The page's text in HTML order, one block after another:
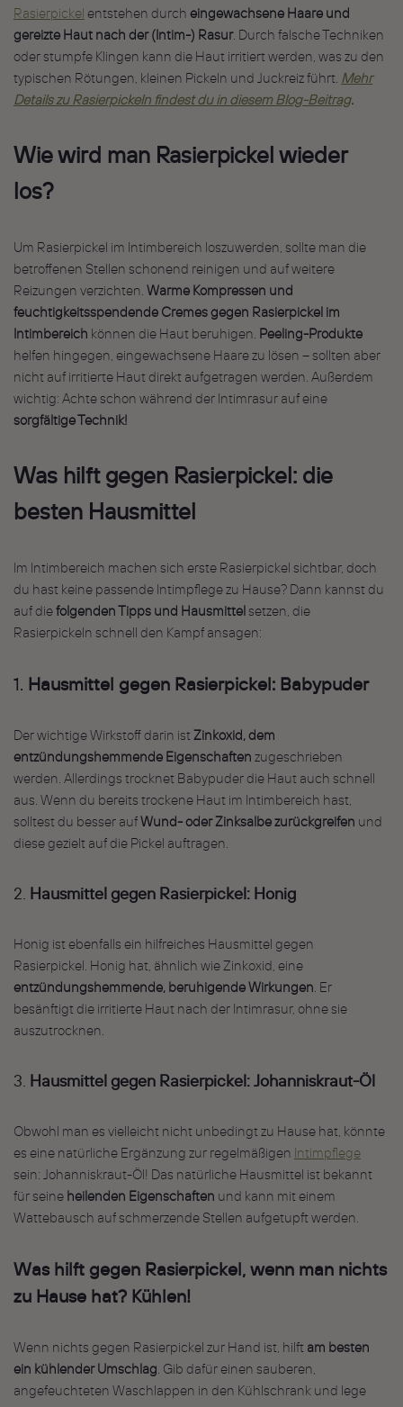
Rasierpickel entstehen durch eingewachsene Haare und
gereizte Haut nach der (Intim-) Rasur. Durch falsche Techniken
oder stumpfe Klingen kann die Haut irritiert werden, was zu den
typischen Rötungen, kleinen Pickeln und Juckreiz führt. Mehr
Details zu Rasierpickeln findest du in diesem Blog-Beitrag.
Wie wird man Rasierpickel wieder
los?
Um Rasierpickel im Intimbereich loszuwerden, sollte man die
betroffenen Stellen schonend reinigen und auf weitere
Reizungen verzichten. Warme Kompressen und
feuchtigkeitsspendende Cremes gegen Rasierpickel im
Intimbereich können die Haut beruhigen. Peeling-Produkte
helfen hingegen, eingewachsene Haare zu lösen – sollten aber
nicht auf irritierte Haut direkt aufgetragen werden. Außerdem
wichtig: Achte schon während der Intimrasur auf eine
sorgfältige Technik!
Was hilft gegen Rasierpickel: die
besten Hausmittel
Im Intimbereich machen sich erste Rasierpickel sichtbar, doch
du hast keine passende Intimpflege zu Hause? Dann kannst du
auf diefolgenden Tipps und Hausmittelsetzen, die
Rasierpickeln schnell den Kampf ansagen:
1. Hausmittel gegen Rasierpickel: Babypuder
Der wichtige Wirkstoff darin istZinkoxid, dem
entzündungshemmende Eigenschaften zugeschrieben
werden. Allerdings trocknet Babypuder die Haut auch schnell
aus. Wenn du bereits trockene Haut im Intimbereich hast,
solltest du besser aufWund- oder Zinksalbe zurückgreifen und
diese gezielt auf die Pickel auftragen.
2. Hausmittel gegen Rasierpickel: Honig
Honig ist ebenfalls ein hilfreiches Hausmittel gegen
Rasierpickel. Honig hat, ähnlich wie Zinkoxid, eine
entzündungshemmende, beruhigende Wirkungen . Er
besänftigt die irritierte Haut nach der Intimrasur, ohne sie
auszutrocknen.
3. Hausmittel gegen Rasierpickel:Johanniskraut-Öl
Obwohl man es vielleicht nicht unbedingt zu Hause hat, könnte
es eine natürliche Ergänzung zur regelmäßigen Intimpflege
sein: Johanniskraut-Öl! Das natürliche Hausmittel ist bekannt
für seine heilenden Eigenschaften und kann mit einem
Wattebausch auf schmerzende Stellen aufgetupft werden.
Was hilft gegen Rasierpickel, wenn man nichts
zu Hause hat? Kühlen!
Wenn nichts gegen Rasierpickel zur Hand ist, hilft am besten
ein kühlender Umschlag . Gib dafür einen sauberen,
angefeuchteten Waschlappen in den Kühlschrank und lege